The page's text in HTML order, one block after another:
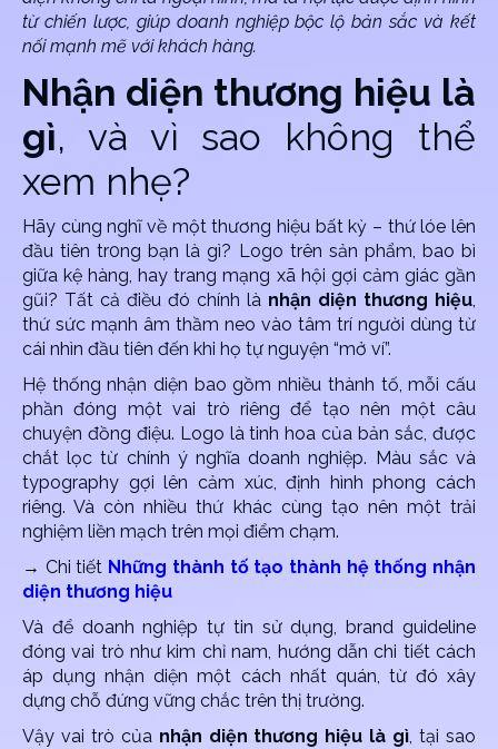
từ chiến lược, giúp doanh nghiệp bộc lộ bản sắc và kết
nối mạnh mẽ với khách hàng.
Nhận diện thương hiệu là
gì, và vì sao không thể
xem nhẹ?
Hãy cùng nghĩ về một thương hiệu bất kỳ – thứ lóe lên
đầu tiên tr0ng bạn là gì? Logo trên sản phẩm, bao bì
giữa kệ hàng, hay trang mạng xã hội gợi cảm giác gần
gũi? Tất cả điều đó chính là nhận diện thương hiệu,
thứ sức mạnh âm thầm neo vào tâm trí người dùng từ
cái nhìn đầu tiên đến khi họ tự nguyện “mở ví”.
Hệ thống nhận diện bao gồm nhiều thành tố, mỗi cấu
phần đóng một vai trò riêng để tạo nên một câu
chuyện đồng điệu. Logo là tinh hoa của bản sắc, được
chắt lọc từ chính ý nghĩa doanh nghiệp. Màu sắc và
typography gợi lên cảm xúc, định hình phong cách
riêng. Và còn nhiều thứ khác cùng tạo nên một trải
nghiệm liền mạch trên mọi điểm chạm.
→ Chi tiết Những thành tố tạo thành hệ thống nhận
diện thương hiệu
Và để doanh nghiệp tự tin sử dụng, brand guideline
đóng vai trò như kim chỉ nam, hướng dẫn chi tiết cách
áp dụng nhận diện một cách nhất quán, từ đó xây
dựng chỗ đứng vững chắc trên thị trường.
Vậy vai trò của nhận diện thương hiệu là gì, tại sao